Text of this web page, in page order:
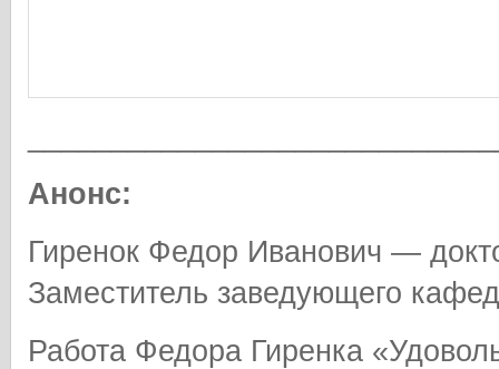
Анонс:
Гиренок Федор Иванович —
Заместитель заведующего
Работа Федора Гиренка